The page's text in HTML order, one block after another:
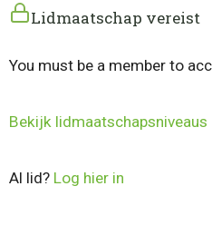
Lidmaatschap vereist
You must be a member to
Bekijk lidmaatschapsniveaus
Al lid? Log hier in